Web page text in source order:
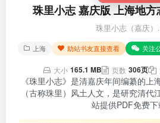
珠里小志 嘉庆版 上海地
珠里小志（嘉庆）
上海 助站书友直接查看 关注
大小 165.1 MB 页数 306页
《珠里小志》是清嘉庆年间编纂的
（古称珠里）风土人文，是研究清代
站提供PDF免费下